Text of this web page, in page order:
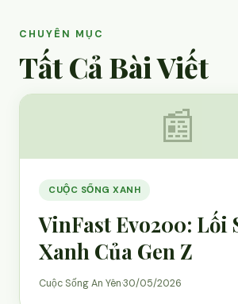
CHUYÊN MỤC
Tất Cả Bài Viết
📰
CUỘC SỐNG XANH
VinFast Evo200: Lối
Xanh Của Gen Z
Cuộc Sống An Yên·30/05/2026